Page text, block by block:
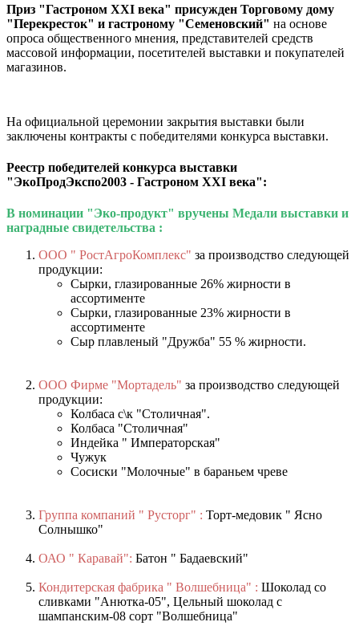
Приз "Гастроном XXI века" присужден Торговому дому
"Перекресток" и гастроному "Семеновский" на основе
опроса общественного мнения, представителей средств
массовой информации, посетителей выставки и покупателей
магазинов.
На официальной церемонии закрытия выставки были
заключены контракты с победителями конкурса выставки.
Реестр победителей конкурса выставки
"ЭкоПродЭкспо2003 - Гастроном XXI века":
В номинации "Эко-продукт" вручены Медали выставки и
наградные свидетельства :
ООО " РостАгроКомплекс" за производство следующей
продукции:
Сырки, глазированные 26% жирности в
ассортименте
Сырки, глазированные 23% жирности в
ассортименте
Сыр плавленый "Дружба" 55 % жирности.
ООО Фирме "Мортадель" за производство следующей
продукции:
Колбаса с\к "Столичная".
Колбаса "Столичная"
Индейка " Императорская"
Чужук
Сосиски "Молочные" в бараньем чреве
Группа компаний " Русторг" : Торт-медовик " Ясно
Солнышко"
ОАО " Каравай": Батон " Бадаевский"
Кондитерская фабрика " Волшебница" : Шоколад со
сливками "Анютка-05", Цельный шоколад с
шампанским-08 сорт "Волшебница"